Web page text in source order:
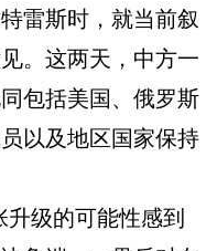
雷斯时，就当前叙
。这两天，中方一
包括美国、俄罗斯
以及地区国家保持
级的可能性感到